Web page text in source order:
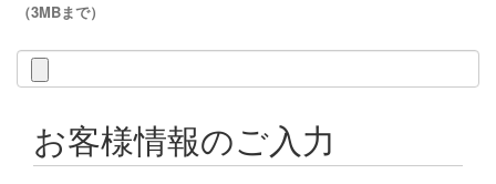
（3MBまで）
お客様情報のご入力